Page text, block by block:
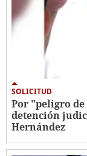
SOLICITUD
Por "peligro de
detención
Hernández